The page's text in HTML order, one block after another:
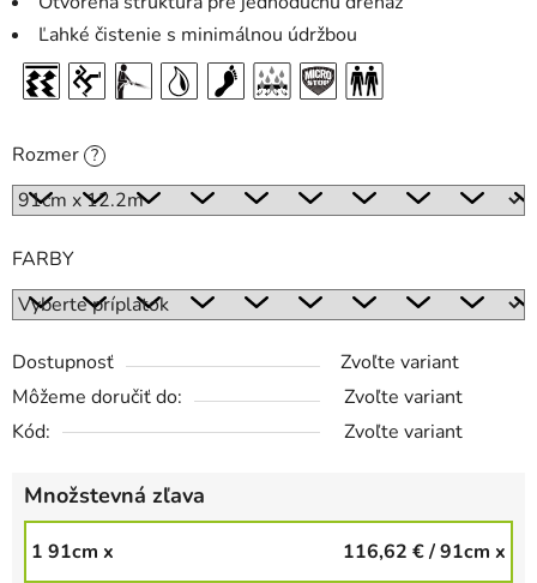
Ľahké čistenie s minimálnou údržbou
Rozmer ?
FARBY
Dostupnosť
Zvoľte variant
Môžeme doručiť do:
Zvoľte variant
Kód:
Zvoľte variant
Množstevná zľava
1 91cm x 116,62 €/ 91cm x